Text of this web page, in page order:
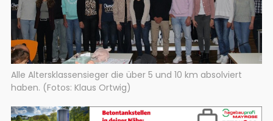
Alle Altersklassensieger die über 5 und 10 km absolviert
haben. (Fotos: Klaus Ortwig)